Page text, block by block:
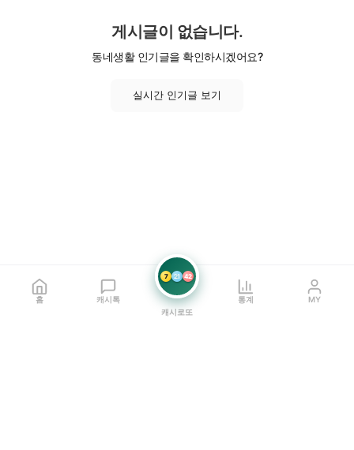
게시글이 없습니다.
동네생활 인기글을 확인하시겠어요?
실시간 인기글 보기
홈 캐시톡
7 21 42
캐시로또
통계 MY